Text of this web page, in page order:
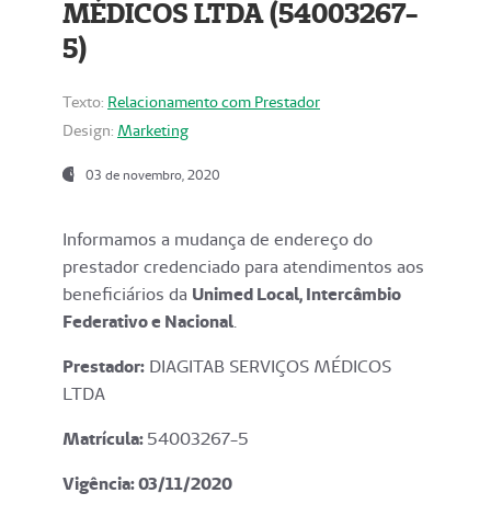
MÉDICOS LTDA (54003267-
5)
Texto: Relacionamento com Prestador
Design: Marketing
03 de novembro, 2020
Informamos a mudança de endereço do
prestador credenciado para atendimentos aos
beneficiários da Unimed Local, Intercâmbio
Federativo e Nacional.
Prestador: DIAGITAB SERVIÇOS MÉDICOS
LTDA
Matrícula:54003267-5
Vigência: 03/11/2020